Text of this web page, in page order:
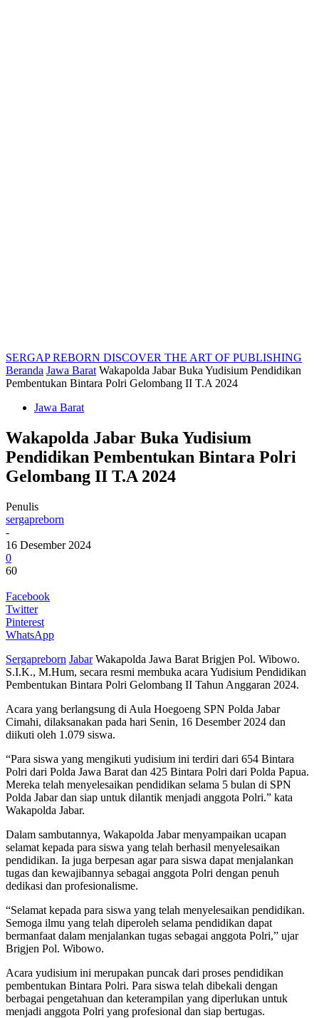
SERGAP REBORN DISCOVER THE ART OF PUBLISHING
Beranda Jawa Barat Wakapolda Jabar Buka Yudisium Pendidikan
Pembentukan Bintara Polri Gelombang II T.A 2024
Jawa Barat
Wakapolda Jabar Buka Yudisium
Pendidikan Pembentukan Bintara Polri
Gelombang II T.A 2024
Penulis
sergapreborn
-
16 Desember 2024
0
60
Facebook
Twitter
Pinterest
WhatsApp
Sergapreborn JabarWakapolda Jawa Barat Brigjen Pol. Wibowo.
S.I.K., M.Hum, secara resmi membuka acara Yudisium Pendidikan
Pembentukan Bintara Polri Gelombang II Tahun Anggaran 2024.
Acara yang berlangsung di Aula Hoegoeng SPN Polda Jabar
Cimahi, dilaksanakan pada hari Senin, 16 Desember 2024 dan
diikuti oleh 1.079 siswa.
“Para siswa yang mengikuti yudisium ini terdiri dari 654 Bintara
Polri dari Polda Jawa Barat dan 425 Bintara Polri dari Polda Papua.
Mereka telah menyelesaikan pendidikan selama 5 bulan di SPN
Polda Jabar dan siap untuk dilantik menjadi anggota Polri.” kata
Wakapolda Jabar.
Dalam sambutannya, Wakapolda Jabar menyampaikan ucapan
selamat kepada para siswa yang telah berhasil menyelesaikan
pendidikan. Ia juga berpesan agar para siswa dapat menjalankan
tugas dan kewajibannya sebagai anggota Polri dengan penuh
dedikasi dan profesionalisme.
“Selamat kepada para siswa yang telah menyelesaikan pendidikan.
Semoga ilmu yang telah diperoleh selama pendidikan dapat
bermanfaat dalam menjalankan tugas sebagai anggota Polri,” ujar
Brigjen Pol. Wibowo.
Acara yudisium ini merupakan puncak dari proses pendidikan
pembentukan Bintara Polri. Para siswa telah dibekali dengan
berbagai pengetahuan dan keterampilan yang diperlukan untuk
menjadi anggota Polri yang profesional dan siap bertugas.